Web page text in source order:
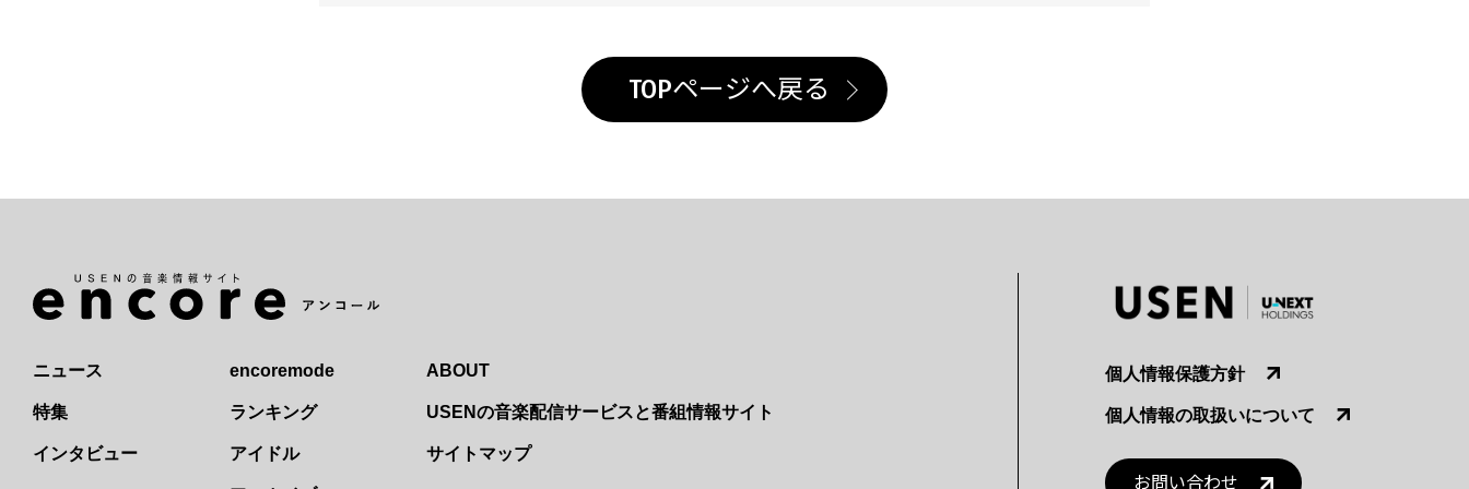
TOPページへ戻る
ニュース
特集
インタビュー
encoremode
ランキング
アイドル
ABOUT
USENの音楽配信サービスと番組情報サイト
サイトマップ
個人情報保護方針
個人情報の取扱いについて
お問い合わせ